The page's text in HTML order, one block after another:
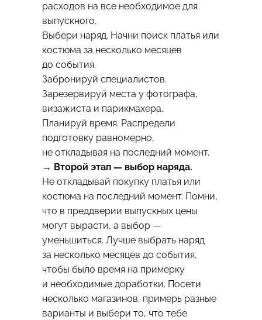
расходов на все необходимое для
выпускного.
Выбери наряд. Начни поиск платья или
костюма за несколько месяцев
до события.
Забронируй специалистов.
Зарезервируй места у фотографа,
визажиста и парикмахера.
Планируй время. Распредели
подготовку равномерно,
не откладывая на последний момент.
→ Второй этап — выбор наряда.
Не откладывай покупку платья или
костюма на последний момент. Помни,
что в преддверии выпускных цены
могут вырасти, а выбор —
уменьшиться. Лучше выбрать наряд
за несколько месяцев до события,
чтобы было время на примерку
и необходимые доработки. Посети
несколько магазинов, примерь разные
варианты и выбери то, что тебе